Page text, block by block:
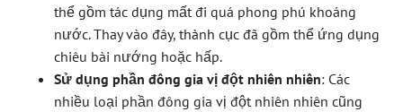
thể gồm tác dụng mất đi quá phong phú khoáng
nước. Thay vào đây, thành cục đã gồm thể ứng dụng
chiêu bài nướng hoặc hấp.
Sử dụng phần đông gia vị đột nhiên nhiên: Các
nhiều loại phần đông gia vị đột nhiên nhiên cũng